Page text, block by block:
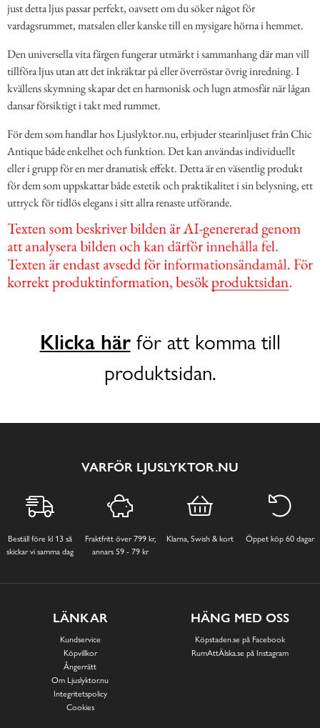
just detta ljus passar perfekt, oavsett om du söker något för
vardagsrummet, matsalen eller kanske till en mysigare hörna i hemmet.
Den universella vita färgen fungerar utmärkt i sammanhang där man vill
tillföra ljus utan att det inkräktar på eller överröstar övrig inredning. I
kvällens skymning skapar det en harmonisk och lugn atmosfär när lågan
dansar försiktigt i takt med rummet.
För dem som handlar hos Ljuslyktor.nu, erbjuder stearinljuset från Chic
Antique både enkelhet och funktion. Det kan användas individuellt
eller i grupp för en mer dramatisk effekt. Detta är en väsentlig produkt
för dem som uppskattar både estetik och praktikalitet i sin belysning, ett
uttryck för tidlös elegans i sitt allra renaste utförande.
Klicka härför att komma till
produktsidan.
VARFÖR LJUSLYKTOR.NU
Beställ före kl 13 så
skickar vi samma dag
Fraktfritt över 799 kr,
annars 59 - 79 kr
Klarna, Swish & kort Öppet köp 60 dagar
LÄNKAR
Kundservice
Köpvillkor
Ångerrätt
Om Ljuslyktor.nu
Integritetspolicy
Cookies
HÄNG MED OSS
Köpstaden.se på Facebook
RumAttÄlska.se på Instagram